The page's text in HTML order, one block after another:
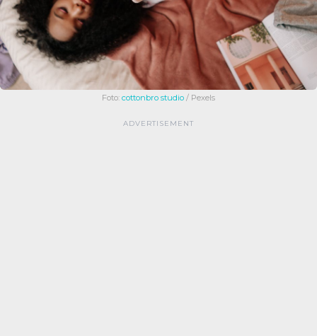
Foto: cottonbro studio / Pexels